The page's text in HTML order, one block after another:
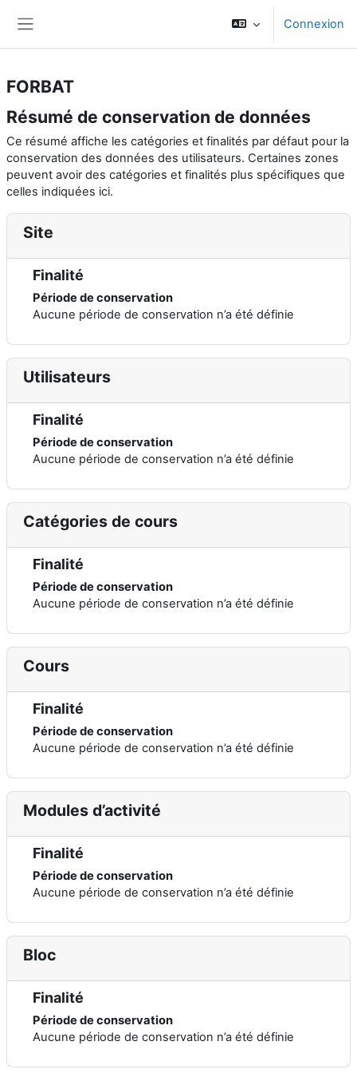
Connexion
FORBAT
Résumé de conservation de données
Ce résumé affiche les catégories et finalités par défaut pour la
conservation des données des utilisateurs. Certaines zones
peuvent avoir des catégories et finalités plus spécifiques que
celles indiquées ici.
Site
Finalité
Période de conservation
Aucune période de conservation n’a été définie
Utilisateurs
Finalité
Période de conservation
Aucune période de conservation n’a été définie
Catégories de cours
Finalité
Période de conservation
Aucune période de conservation n’a été définie
Cours
Finalité
Période de conservation
Aucune période de conservation n’a été définie
Modules d’activité
Finalité
Période de conservation
Aucune période de conservation n’a été définie
Bloc
Finalité
Période de conservation
Aucune période de conservation n’a été définie